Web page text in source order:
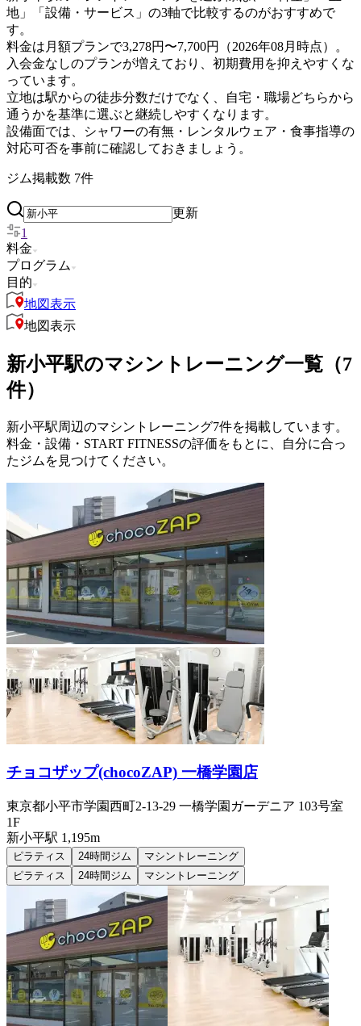
地」「設備・サービス」の3軸で比較するのがおすすめで
す。
料金は月額プランで3,278円〜7,700円（2026年08月時点）。
入会金なしのプランが増えており、初期費用を抑えやすくな
っています。
立地は駅からの徒歩分数だけでなく、自宅・職場どちらから
通うかを基準に選ぶと継続しやすくなります。
設備面では、シャワーの有無・レンタルウェア・食事指導の
対応可否を事前に確認しておきましょう。
ジム掲載数 7件
更新
1
料金
プログラム
目的
地図表示
地図表示
新小平駅のマシントレーニング一覧（7
件）
新小平駅周辺のマシントレーニング7件を掲載しています。
料金・設備・START FITNESSの評価をもとに、自分に合っ
たジムを見つけてください。
チョコザップ(chocoZAP) 一橋学園店
東京都小平市学園西町2-13-29 一橋学園ガーデニア 103号室
1F
新小平駅 1,195m
ピラティス 24時間ジム
マシントレーニング
ピラティス
24時間ジム マシントレーニング